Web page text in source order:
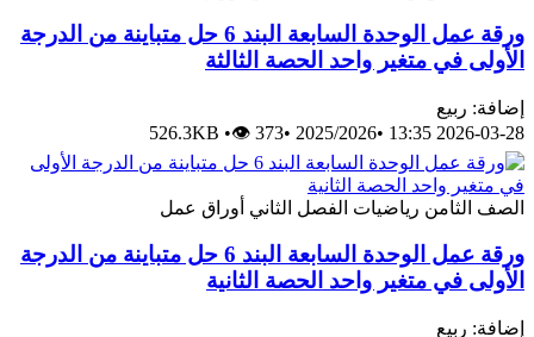
ورقة عمل الوحدة السابعة البند 6 حل متباينة من الدرجة
الأولى في متغير واحد الحصة الثالثة
إضافة: ربيع
2026-03-28 13:35
•
2025/2026
•
526.3KB •👁 373
الصف الثامن رياضيات الفصل الثاني أوراق عمل
ورقة عمل الوحدة السابعة البند 6 حل متباينة من الدرجة
الأولى في متغير واحد الحصة الثانية
إضافة: ربيع